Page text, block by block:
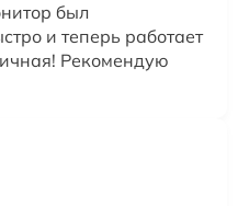
был
и теперь работает
Рекомендую